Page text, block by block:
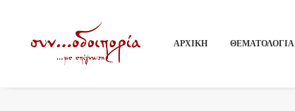
ΑΡΧΙΚΗ ΘΕΜΑΤΟΛΟΓΙΑ